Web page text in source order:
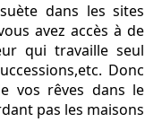
dans les sites
avez accès à de
qui travaille seul
Donc
vos rêves dans le
pas les maisons